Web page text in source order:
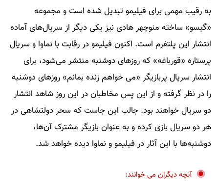
به رقیب مهمی برای فیلیمو تبدیل شده است و مجموعه
«گیسو» ساخته منوچهر هادی نیز یکی دیگر از سریال‌های آماده
انتشار این پلتفرم است. اکنون فیلیمو در رقابت با نماوا و سریال
پرستاره «قورباغه» که روزهای دوشنبه منتشر می‌شود، برای
انتشار سریال پربازیگر «می‌ خواهم زنده بمانم» روزهای دوشنبه
را در نظر گرفته و از این پس مخاطبان در این روز شاهد انتشار
دو سریال خواهند بود. جالب این جاست که سحر دولتشاهی در
هر دو سریال بازی کرده و به عنوان بازیگر مشترک آن‌ها،
دوشنبه‌ها با این آثار در فیلیمو و نماوا دیده خواهد شد.
آنچه دیگران می خوانند: